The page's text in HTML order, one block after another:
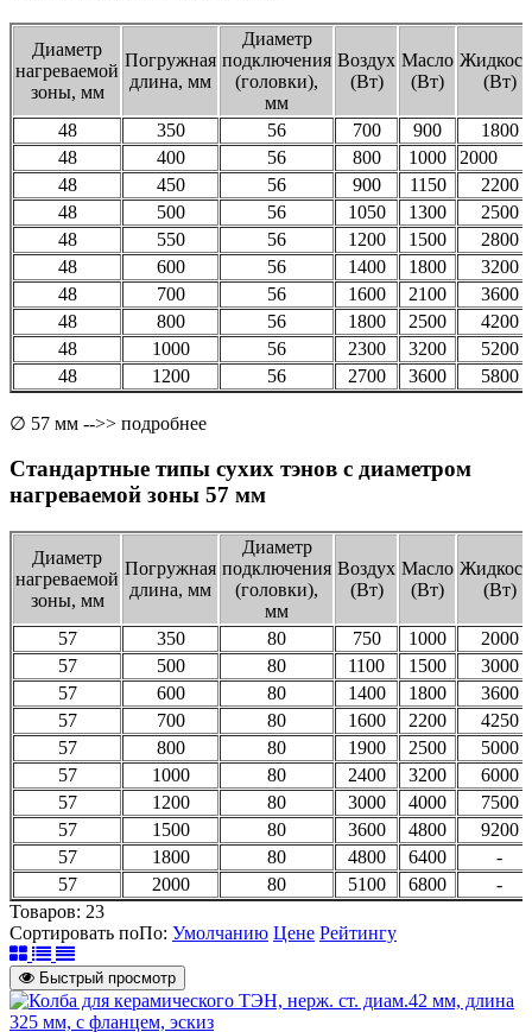
Диаметр
нагреваемой
зоны, мм
Погружная
длина, мм
Диаметр
подключения
(головки),
мм
Воздух
(Вт)
Масло
(Вт)
(Вт)
48 350 56 700 900
1800
48
400 56 800 1000
2000
48
450 56 900 1150
2200
48
500 56 1050 1300
2500
48
550 56 1200 1500
2800
48
600 56 1400 1800
3200
48
700 56 1600 2100
3600
48
800 56 1800 2500
4200
48
1000 56 2300 3200
5200
48
1200 56 2700 3600 5800
∅ 57 мм -->> подробнее
Стандартные типы сухих тэнов с диаметром
нагреваемой зоны 57 мм
Диаметр
нагреваемой
зоны, мм
Погружная
длина, мм
Диаметр
подключения
(головки),
мм
Воздух
(Вт)
Масло
(Вт)
(Вт)
57 350 80 750 1000
2000
57
500 80 1100 1500
3000
57
600 80 1400 1800
3600
57
700 80 1600 2200
4250
57
800 80 1900 2500
5000
57
1000 80 2400 3200
6000
57
1200 80 3000 4000
7500
57
1500 80 3600 4800
9200
57
1800 80 4800 6400
-
57
2000 80 5100 6800
-
Товаров: 23
Сортировать поПо: Умолчанию Цене Рейтингу
Быстрый просмотр